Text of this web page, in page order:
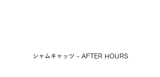
シャムキャッツ - AFTER HOURS